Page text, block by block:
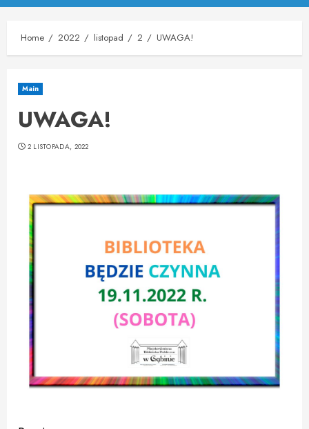
Menu
Home 2022 listopad 2 UWAGA!
Main
UWAGA!
2 LISTOPADA, 2022